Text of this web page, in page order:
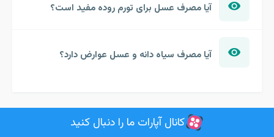
آیا مصرف عسل برای تورم روده مفید است؟
آیا مصرف سیاه دانه و عسل عوارض دارد؟
کانال آپارات ما را دنبال کنید